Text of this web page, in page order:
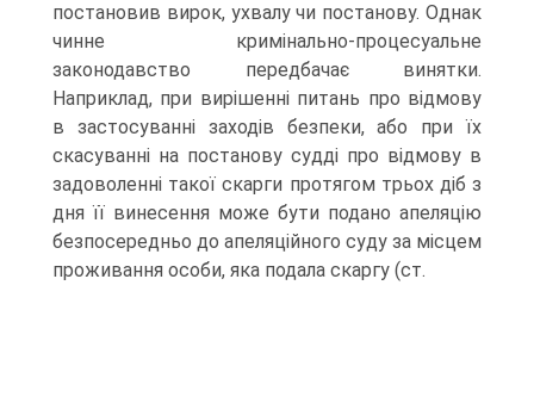
постановив вирок, ухвалу чи постанову. Однак
чинне кримінально-процесуальне
законодавство передбачає винятки.
Наприклад, при вирішенні питань про відмову
в застосуванні заходів безпеки, або при їх
скасуванні на постанову судді про відмову в
задоволенні такої скарги протягом трьох діб з
дня її винесення може бути подано апеляцію
безпосередньо до апеляційного суду за місцем
проживання особи, яка подала скаргу (ст.